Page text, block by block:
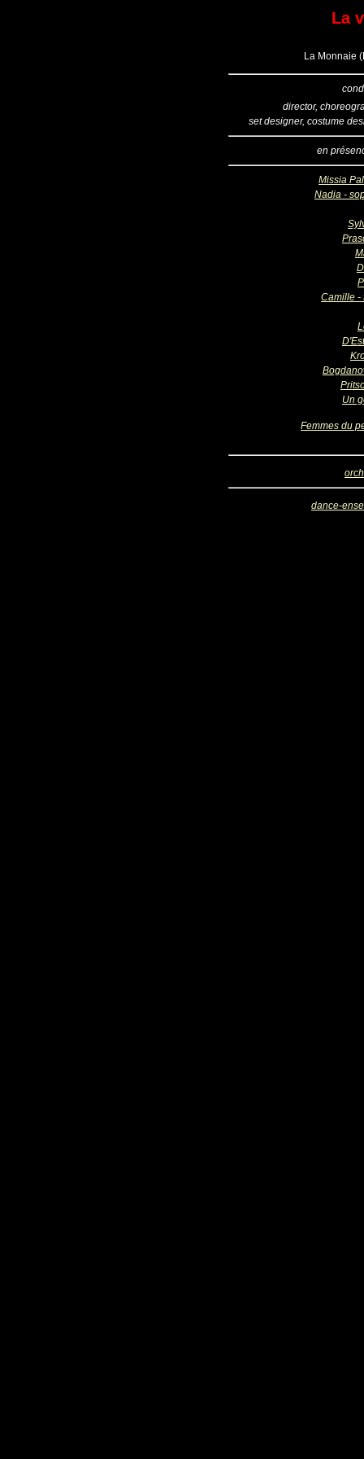
La
La Monnaie
director,
set designer, costume
en
Missia
Nadia -
Camille -
Un
Femmes du
dance-